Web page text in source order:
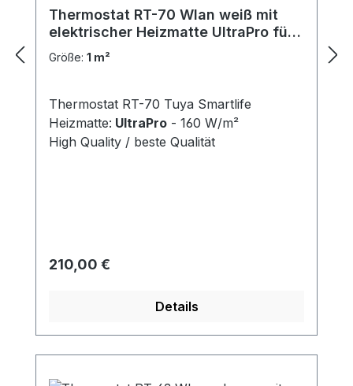
Thermostat RT-70 Wlan weiß mit
elektrischer Heizmatte UltraPro für
Fliesen 160 W/m²
Größe: 1 m²
Thermostat RT-70 Tuya Smartlife
Heizmatte: UltraPro - 160 W/m²
High Quality / beste Qualität
Regulärer Preis:
210,00 €
Details